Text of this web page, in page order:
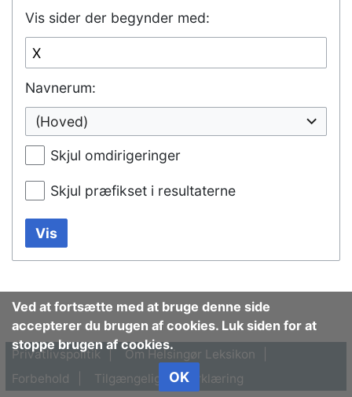
Vis sider der begynder med:
Navnerum:
(Hoved)
Skjul omdirigeringer
Skjul præfikset i resultaterne
Vis
Ved at fortsætte med at bruge denne side
accepterer du brugen af cookies. Luk siden for at
stoppe brugen af cookies.
OK
Privatlivspolitik
Om Helsingør Leksikon
Forbehold
Tilgængelighedserklæring